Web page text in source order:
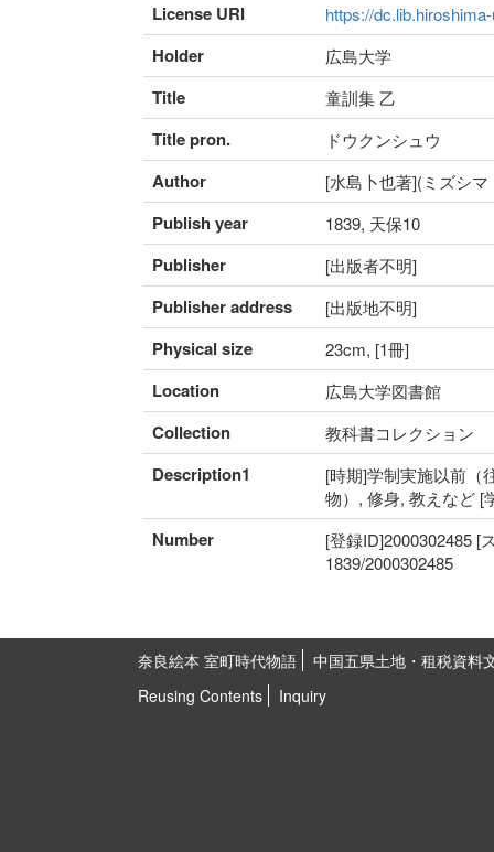
License URI https://
Holder 広島大学
Title 童訓集 乙
Title pron. ドウクンシュウ
Author [水島卜也著](ミズシ
Publish year 1839, 天保10
Publisher [出版者不明]
Publisher address [出版地不明]
Physical size 23cm, [1冊]
Location 広島大学図書館
Collection 教科書コレクション
Description1
[時期]学制実施以前（
物）, 修身, 教えなど [
Number
[登録ID]2000302485 [
1839/2000302485
奈良絵本 室町時代物語
中国五県土地・租税資料
Reusing Contents
Inquiry